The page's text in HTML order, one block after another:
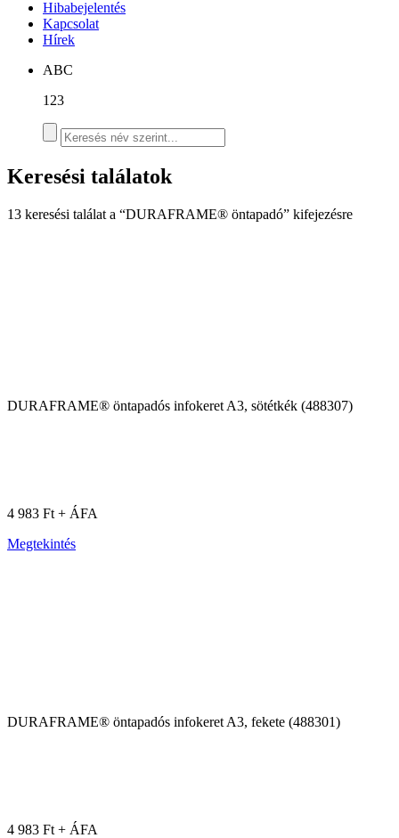
Hibabejelentés
Kapcsolat
Hírek
ABC
123
Keresési találatok
13 keresési találat a “DURAFRAME® öntapadó” kifejezésre
DURAFRAME® öntapadós infokeret A3, sötétkék (488307)
4 983 Ft + ÁFA
Megtekintés
DURAFRAME® öntapadós infokeret A3, fekete (488301)
4 983 Ft + ÁFA